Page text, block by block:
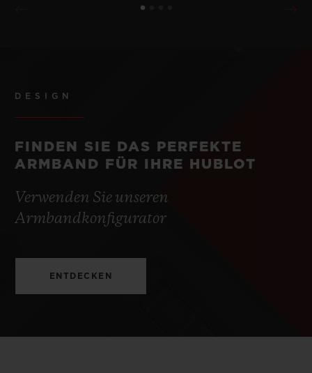
DESIGN
FINDEN SIE DAS PERFEKTE
ARMBAND FÜR IHRE HUBLOT
Verwenden Sie unseren
Armbandkonfigurator
ENTDECKEN